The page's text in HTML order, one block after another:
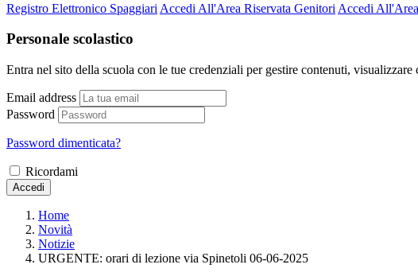
Registro Elettronico Spaggiari Accedi All'Area Riservata Genitori Accedi
Personale scolastico
Entra nel sito della scuola con le tue credenziali per gestire contenuti,
Email address
Password
Password dimenticata?
Ricordami
Accedi
Home
Novità
Notizie
URGENTE: orari di lezione via Spinetoli 06-06-2025